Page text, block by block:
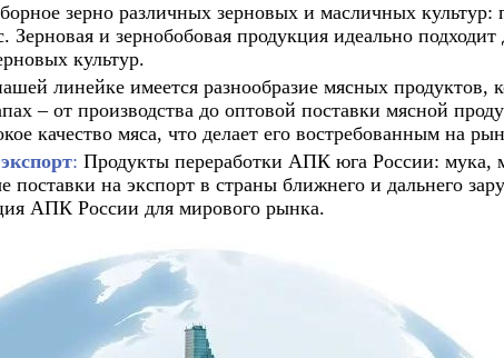
зерно различных зерновых и масличных культур:
и зернобобовая продукция идеально подходит
культур.
линейке имеется разнообразие мясных продуктов,
– от производства до оптовой поставки мясной
качество мяса, что делает его востребованным на
: Продукты переработки АПК юга России: мука,
на экспорт в страны ближнего и дальнего
АПК России для мирового рынка.